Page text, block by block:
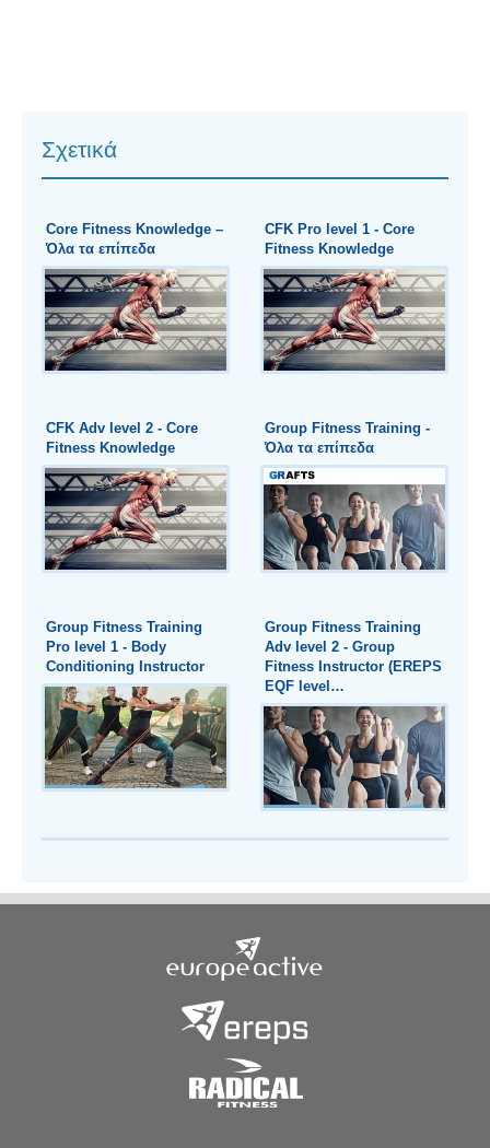
Σχετικά
Core Fitness Knowledge –
Όλα τα επίπεδα
CFK Pro level 1 - Core
Fitness Knowledge
CFK Adv level 2 - Core
Fitness Knowledge
Group Fitness Training -
Όλα τα επίπεδα
Group Fitness Training
Pro level 1 - Body
Conditioning Instructor
Group Fitness Training
Adv level 2 - Group
Fitness Instructor (EREPS
EQF level…